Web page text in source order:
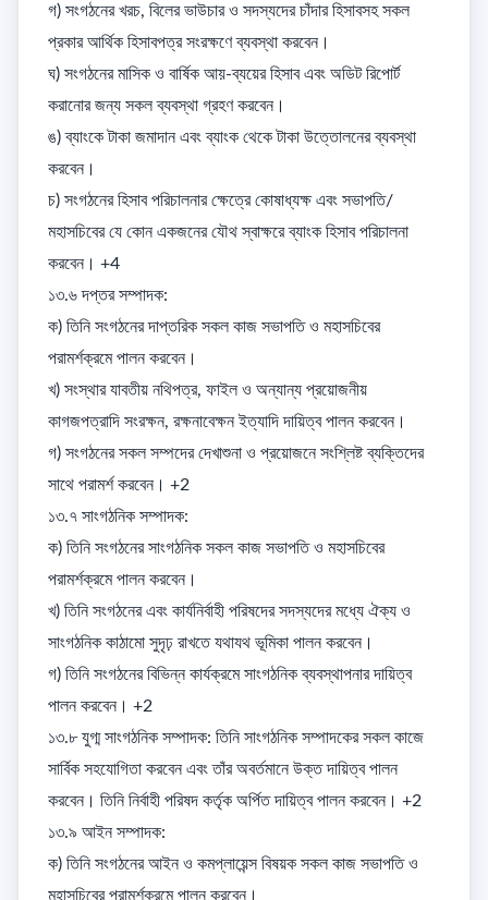
গ) সংগঠনের খরচ, বিলের ভাউচার ও সদস্যদের চাঁদার হিসাবসহ সকল
প্রকার আর্থিক হিসাবপত্র সংরক্ষণে ব্যবস্থা করবেন।
ঘ) সংগঠনের মাসিক ও বার্ষিক আয়-ব্যয়ের হিসাব এবং অডিট রিপোর্ট
করানোর জন্য সকল ব্যবস্থা গ্রহণ করবেন।
ঙ) ব্যাংকে টাকা জমাদান এবং ব্যাংক থেকে টাকা উত্তোলনের ব্যবস্থা
করবেন।
চ) সংগঠনের হিসাব পরিচালনার ক্ষেত্রে কোষাধ্যক্ষ এবং সভাপতি/
মহাসচিবের যে কোন একজনের যৌথ স্বাক্ষরে ব্যাংক হিসাব পরিচালনা
করবেন। +4
১৩.৬ দপ্তর সম্পাদক:
ক) তিনি সংগঠনের দাপ্তরিক সকল কাজ সভাপতি ও মহাসচিবের
পরামর্শক্রমে পালন করবেন।
খ) সংস্থার যাবতীয় নথিপত্র, ফাইল ও অন্যান্য প্রয়োজনীয়
কাগজপত্রাদি সংরক্ষন, রক্ষনাবেক্ষন ইত্যাদি দায়িত্ব পালন করবেন।
গ) সংগঠনের সকল সম্পদের দেখাশুনা ও প্রয়োজনে সংশ্লিষ্ট ব্যক্তিদের
সাথে পরামর্শ করবেন। +2
১৩.৭ সাংগঠনিক সম্পাদক:
ক) তিনি সংগঠনের সাংগঠনিক সকল কাজ সভাপতি ও মহাসচিবের
পরামর্শক্রমে পালন করবেন।
খ) তিনি সংগঠনের এবং কার্যনির্বাহী পরিষদের সদস্যদের মধ্যে ঐক্য ও
সাংগঠনিক কাঠামো সুদৃঢ় রাখতে যথাযথ ভূমিকা পালন করবেন।
গ) তিনি সংগঠনের বিভিন্ন কার্যক্রমে সাংগঠনিক ব্যবস্থাপনার দায়িত্ব
পালন করবেন। +2
১৩.৮ যুগ্ম সাংগঠনিক সম্পাদক: তিনি সাংগঠনিক সম্পাদকের সকল কাজে
সার্বিক সহযোগিতা করবেন এবং তাঁর অবর্তমানে উক্ত দায়িত্ব পালন
করবেন। তিনি নির্বাহী পরিষদ কর্তৃক অর্পিত দায়িত্ব পালন করবেন। +2
১৩.৯ আইন সম্পাদক:
ক) তিনি সংগঠনের আইন ও কমপ্লায়েন্স বিষয়ক সকল কাজ সভাপতি ও
মহাসচিবের পরামর্শক্রমে পালন করবেন।